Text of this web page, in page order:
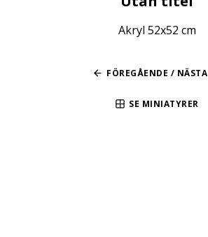
Akryl 52x52 cm
FÖREGÅENDE / NÄSTA
SE MINIATYRER